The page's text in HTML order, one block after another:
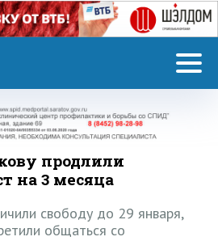
продлили
на 3 месяца
свободу до 29 января,
общаться со